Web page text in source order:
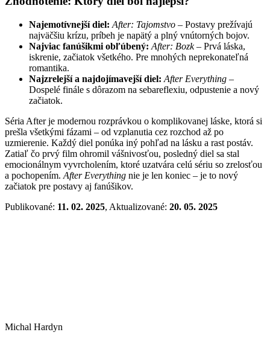
Najemotívnejší diel: After: Tajomstvo – Postavy prežívajú
najväčšiu krízu, príbeh je napätý a plný vnútorných bojov.
Najviac fanúšikmi obľúbený: After: Bozk– Prvá láska,
iskrenie, začiatok všetkého. Pre mnohých neprekonateľná
romantika.
Najzrelejší a najdojímavejší diel: After Everything –
Dospelé finále s dôrazom na sebareflexiu, odpustenie a nový
začiatok.
Séria After je modernou rozprávkou o komplikovanej láske, ktorá si
prešla všetkými fázami – od vzplanutia cez rozchod až po
uzmierenie. Každý diel ponúka iný pohľad na lásku a rast postáv.
Zatiaľ čo prvý film ohromil vášnivosťou, posledný diel sa stal
emocionálnym vyvrcholením, ktoré uzatvára celú sériu so zrelosťou
a pochopením. After Everything nie je len koniec – je to nový
začiatok pre postavy aj fanúšikov.
Publikované: 11. 02. 2025, Aktualizované: 20. 05. 2025
Michal Hardyn